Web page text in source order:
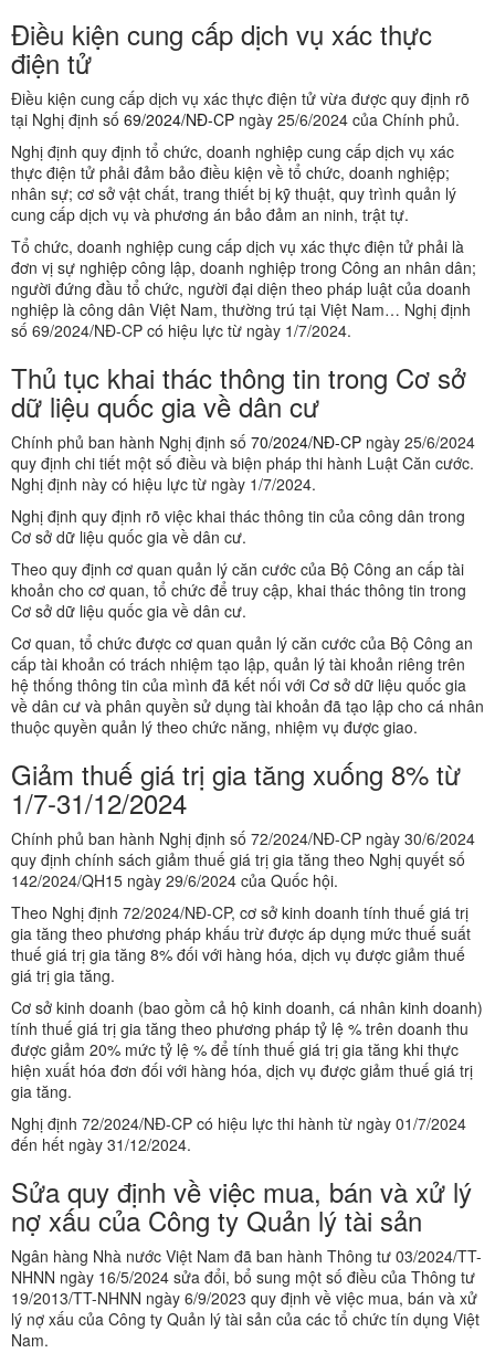
Điều kiện cung cấp dịch vụ xác thực
điện tử
Điều kiện cung cấp dịch vụ xác thực điện tử vừa được quy định rõ
tại Nghị định số 69/2024/NĐ-CP ngày 25/6/2024 của Chính phủ.
Nghị định quy định tổ chức, doanh nghiệp cung cấp dịch vụ xác
thực điện tử phải đảm bảo điều kiện về tổ chức, doanh nghiệp;
nhân sự; cơ sở vật chất, trang thiết bị kỹ thuật, quy trình quản lý
cung cấp dịch vụ và phương án bảo đảm an ninh, trật tự.
Tổ chức, doanh nghiệp cung cấp dịch vụ xác thực điện tử phải là
đơn vị sự nghiệp công lập, doanh nghiệp trong Công an nhân dân;
người đứng đầu tổ chức, người đại diện theo pháp luật của doanh
nghiệp là công dân Việt Nam, thường trú tại Việt Nam… Nghị định
số 69/2024/NĐ-CP có hiệu lực từ ngày 1/7/2024.
Thủ tục khai thác thông tin trong Cơ sở
dữ liệu quốc gia về dân cư
Chính phủ ban hành Nghị định số 70/2024/NĐ-CP ngày 25/6/2024
quy định chi tiết một số điều và biện pháp thi hành Luật Căn cước.
Nghị định này có hiệu lực từ ngày 1/7/2024.
Nghị định quy định rõ việc khai thác thông tin của công dân trong
Cơ sở dữ liệu quốc gia về dân cư.
Theo quy định cơ quan quản lý căn cước của Bộ Công an cấp tài
khoản cho cơ quan, tổ chức để truy cập, khai thác thông tin trong
Cơ sở dữ liệu quốc gia về dân cư.
Cơ quan, tổ chức được cơ quan quản lý căn cước của Bộ Công an
cấp tài khoản có trách nhiệm tạo lập, quản lý tài khoản riêng trên
hệ thống thông tin của mình đã kết nối với Cơ sở dữ liệu quốc gia
về dân cư và phân quyền sử dụng tài khoản đã tạo lập cho cá nhân
thuộc quyền quản lý theo chức năng, nhiệm vụ được giao.
Giảm thuế giá trị gia tăng xuống 8% từ
1/7-31/12/2024
Chính phủ ban hành Nghị định số 72/2024/NĐ-CP ngày 30/6/2024
quy định chính sách giảm thuế giá trị gia tăng theo Nghị quyết số
142/2024/QH15 ngày 29/6/2024 của Quốc hội.
Theo Nghị định 72/2024/NĐ-CP, cơ sở kinh doanh tính thuế giá trị
gia tăng theo phương pháp khấu trừ được áp dụng mức thuế suất
thuế giá trị gia tăng 8% đối với hàng hóa, dịch vụ được giảm thuế
giá trị gia tăng.
Cơ sở kinh doanh (bao gồm cả hộ kinh doanh, cá nhân kinh doanh)
tính thuế giá trị gia tăng theo phương pháp tỷ lệ % trên doanh thu
được giảm 20% mức tỷ lệ % để tính thuế giá trị gia tăng khi thực
hiện xuất hóa đơn đối với hàng hóa, dịch vụ được giảm thuế giá trị
gia tăng.
Nghị định 72/2024/NĐ-CP có hiệu lực thi hành từ ngày 01/7/2024
đến hết ngày 31/12/2024.
Sửa quy định về việc mua, bán và xử lý
nợ xấu của Công ty Quản lý tài sản
Ngân hàng Nhà nước Việt Nam đã ban hành Thông tư 03/2024/TT-
NHNN ngày 16/5/2024 sửa đổi, bổ sung một số điều của Thông tư
19/2013/TT-NHNN ngày 6/9/2023 quy định về việc mua, bán và xử
lý nợ xấu của Công ty Quản lý tài sản của các tổ chức tín dụng Việt
Nam.